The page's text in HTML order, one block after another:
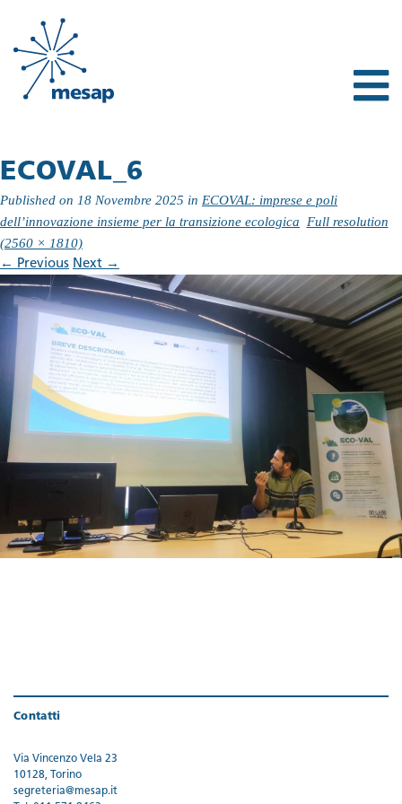
ECOVAL_6
Published on 18 Novembre 2025 in ECOVAL: imprese e poli
dell’innovazione insieme per la transizione ecologica
Full resolution
(2560 × 1810)
← Previous Next →
Contatti
Via Vincenzo Vela 23
10128, Torino
segreteria@mesap.it